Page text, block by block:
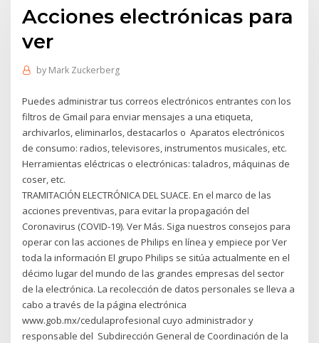
Acciones electrónicas para
ver
by Mark Zuckerberg
Puedes administrar tus correos electrónicos entrantes con los
filtros de Gmail para enviar mensajes a una etiqueta,
archivarlos, eliminarlos, destacarlos o Aparatos electrónicos
de consumo: radios, televisores, instrumentos musicales, etc.
Herramientas eléctricas o electrónicas: taladros, máquinas de
coser, etc.
TRAMITACIÓN ELECTRÓNICA DEL SUACE. En el marco de las
acciones preventivas, para evitar la propagación del
Coronavirus (COVID-19). Ver Más. Siga nuestros consejos para
operar con las acciones de Philips en línea y empiece por Ver
toda la información El grupo Philips se sitúa actualmente en el
décimo lugar del mundo de las grandes empresas del sector
de la electrónica. La recolección de datos personales se lleva a
cabo a través de la página electrónica
www.gob.mx/cedulaprofesional cuyo administrador y
responsable del Subdirección General de Coordinación de la